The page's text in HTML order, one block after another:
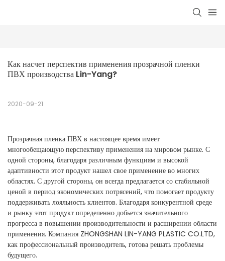
Как насчет перспектив применения прозрачной пленки
ПВХ производства Lin-Yang?
2020-09-21
Прозрачная пленка ПВХ в настоящее время имеет
многообещающую перспективу применения на мировом рынке. С
одной стороны, благодаря различным функциям и высокой
адаптивности этот продукт нашел свое применение во многих
областях. С другой стороны, он всегда предлагается со стабильной
ценой в период экономических потрясений, что помогает продукту
поддерживать лояльность клиентов. Благодаря конкурентной среде
и рынку этот продукт определенно добьется значительного
прогресса в повышении производительности и расширении области
применения. Компания ZHONGSHAN LIN-YANG PLASTIC CO.LTD,
как профессиональный производитель, готова решать проблемы
будущего.